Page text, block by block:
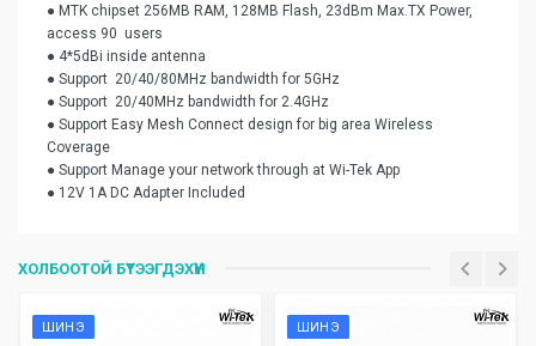
● MTK chipset 256MB RAM, 128MB Flash, 23dBm Max.TX Power,
access 90 users
● 4*5dBi inside antenna
● Support 20/40/80MHz bandwidth for 5GHz
● Support 20/40MHz bandwidth for 2.4GHz
● Support Easy Mesh Connect design for big area Wireless
Coverage
● Support Manage your network through at Wi-Tek App
● 12V 1A DC Adapter Included
ХОЛБООТОЙ БҮТЭЭГДЭХҮҮН
ШИНЭ ШИНЭ